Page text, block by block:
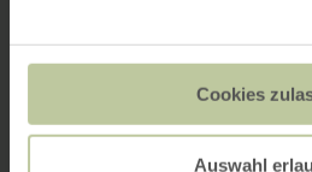
Cookies
Auswahl